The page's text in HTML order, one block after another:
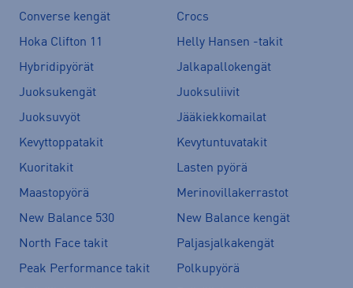
Converse kengät
Crocs
Hoka Clifton 11
Helly Hansen -takit
Hybridipyörät
Jalkapallokengät
Juoksukengät
Juoksuliivit
Juoksuvyöt
Jääkiekkomailat
Kevyttoppatakit
Kevytuntuvatakit
Kuoritakit
Lasten pyörä
Maastopyörä
Merinovillakerrastot
New Balance 530
New Balance kengät
North Face takit
Paljasjalkakengät
Peak Performance takit
Polkupyörä